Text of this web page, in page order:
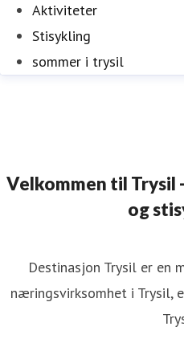
Aktiviteter
Stisykling
sommer i trysil
Velkommen til Trysil
og
Destinasjon Trysil er en
næringsvirksomhet i Trysil,